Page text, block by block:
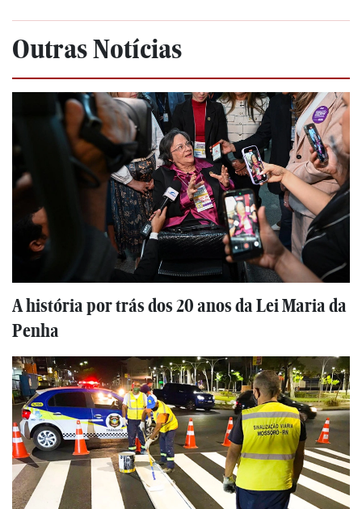
Outras Notícias
A história por trás dos 20 anos da Lei Maria da
Penha